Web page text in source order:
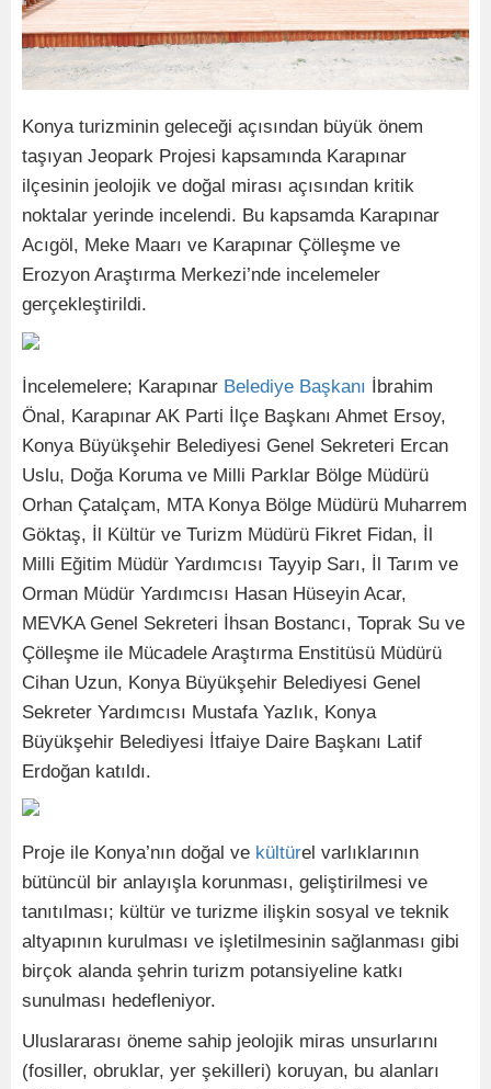
Konya turizminin geleceği açısından büyük önem
taşıyan Jeopark Projesi kapsamında Karapınar
ilçesinin jeolojik ve doğal mirası açısından kritik
noktalar yerinde incelendi. Bu kapsamda Karapınar
Acıgöl, Meke Maarı ve Karapınar Çölleşme ve
Erozyon Araştırma Merkezi’nde incelemeler
gerçekleştirildi.
İncelemelere; Karapınar Belediye Başkanı İbrahim
Önal, Karapınar AK Parti İlçe Başkanı Ahmet Ersoy,
Konya Büyükşehir Belediyesi Genel Sekreteri Ercan
Uslu, Doğa Koruma ve Milli Parklar Bölge Müdürü
Orhan Çatalçam, MTA Konya Bölge Müdürü Muharrem
Göktaş, İl Kültür ve Turizm Müdürü Fikret Fidan, İl
Milli Eğitim Müdür Yardımcısı Tayyip Sarı, İl Tarım ve
Orman Müdür Yardımcısı Hasan Hüseyin Acar,
MEVKA Genel Sekreteri İhsan Bostancı, Toprak Su ve
Çölleşme ile Mücadele Araştırma Enstitüsü Müdürü
Cihan Uzun, Konya Büyükşehir Belediyesi Genel
Sekreter Yardımcısı Mustafa Yazlık, Konya
Büyükşehir Belediyesi İtfaiye Daire Başkanı Latif
Erdoğan katıldı.
Proje ile Konya’nın doğal ve kültürel varlıklarının
bütüncül bir anlayışla korunması, geliştirilmesi ve
tanıtılması; kültür ve turizme ilişkin sosyal ve teknik
altyapının kurulması ve işletilmesinin sağlanması gibi
birçok alanda şehrin turizm potansiyeline katkı
sunulması hedefleniyor.
Uluslararası öneme sahip jeolojik miras unsurlarını
(fosiller, obruklar, yer şekilleri) koruyan, bu alanları